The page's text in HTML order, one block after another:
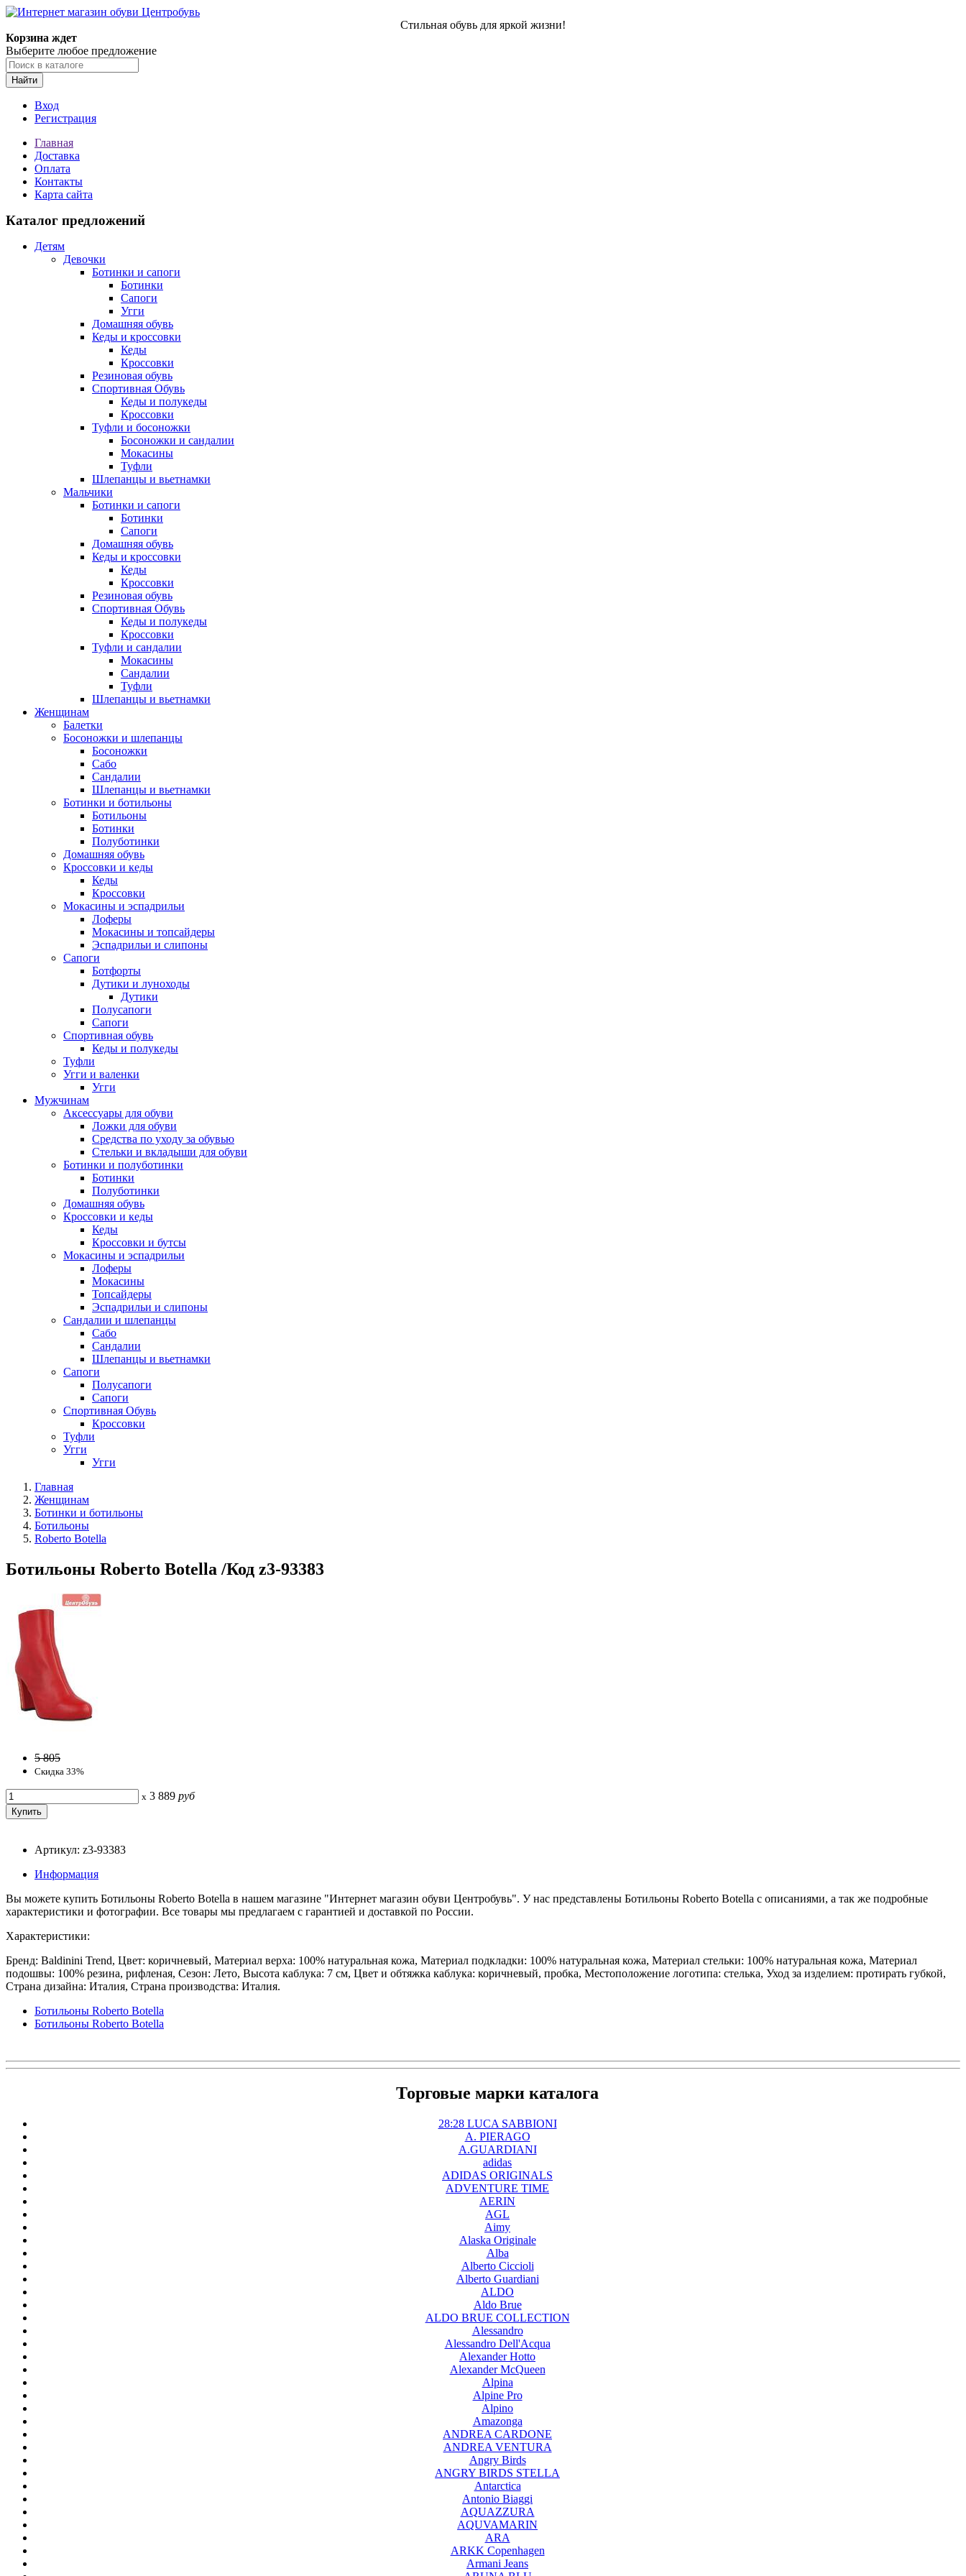
Стильная обувь для яркой жизни!
Корзина ждет
Выберите любое предложение
Найти
Вход
Регистрация
Главная
Доставка
Оплата
Контакты
Карта сайта
Каталог предложений
Детям
Девочки
Ботинки и сапоги
Ботинки
Сапоги
Угги
Домашняя обувь
Кеды и кроссовки
Кеды
Кроссовки
Резиновая обувь
Спортивная Обувь
Кеды и полукеды
Кроссовки
Туфли и босоножки
Босоножки и сандалии
Мокасины
Туфли
Шлепанцы и вьетнамки
Мальчики
Ботинки и сапоги
Ботинки
Сапоги
Домашняя обувь
Кеды и кроссовки
Кеды
Кроссовки
Резиновая обувь
Спортивная Обувь
Кеды и полукеды
Кроссовки
Туфли и сандалии
Мокасины
Сандалии
Туфли
Шлепанцы и вьетнамки
Женщинам
Балетки
Босоножки и шлепанцы
Босоножки
Сабо
Сандалии
Шлепанцы и вьетнамки
Ботинки и ботильоны
Ботильоны
Ботинки
Полуботинки
Домашняя обувь
Кроссовки и кеды
Кеды
Кроссовки
Мокасины и эспадрильи
Лоферы
Мокасины и топсайдеры
Эспадрильи и слипоны
Сапоги
Ботфорты
Дутики и луноходы
Дутики
Полусапоги
Сапоги
Спортивная обувь
Кеды и полукеды
Туфли
Угги и валенки
Угги
Мужчинам
Аксессуары для обуви
Ложки для обуви
Средства по уходу за обувью
Стельки и вкладыши для обуви
Ботинки и полуботинки
Ботинки
Полуботинки
Домашняя обувь
Кроссовки и кеды
Кеды
Кроссовки и бутсы
Мокасины и эспадрильи
Лоферы
Мокасины
Топсайдеры
Эспадрильи и слипоны
Сандалии и шлепанцы
Сабо
Сандалии
Шлепанцы и вьетнамки
Сапоги
Полусапоги
Сапоги
Спортивная Обувь
Кроссовки
Туфли
Угги
Угги
Главная
Женщинам
Ботинки и ботильоны
Ботильоны
Roberto Botella
Ботильоны Roberto Botella /Код z3-93383
5 805
Скидка 33%
x 3 889 руб
Артикул: z3-93383
Информация
Вы можете купить Ботильоны Roberto Botella в нашем магазине "Интернет магазин обуви Центробувь". У нас представлены Ботильоны Roberto Botella с описаниями, а так же подробные
характеристики и фотографии. Все товары мы предлагаем с гарантией и доставкой по России.
Характеристики:
Бренд: Baldinini Trend, Цвет: коричневый, Материал верха: 100% натуральная кожа, Материал подкладки: 100% натуральная кожа, Материал стельки: 100% натуральная кожа, Материал
подошвы: 100% резина, рифленая, Сезон: Лето, Высота каблука: 7 см, Цвет и обтяжка каблука: коричневый, пробка, Местоположение логотипа: стелька, Уход за изделием: протирать губкой,
Страна дизайна: Италия, Страна производства: Италия.
Ботильоны Roberto Botella
Ботильоны Roberto Botella
Торговые марки каталога
28:28 LUCA SABBIONI
A. PIERAGO
A.GUARDIANI
adidas
ADIDAS ORIGINALS
ADVENTURE TIME
AERIN
AGL
Aimy
Alaska Originale
Alba
Alberto Ciccioli
Alberto Guardiani
ALDO
Aldo Brue
ALDO BRUE COLLECTION
Alessandro
Alessandro Dell'Acqua
Alexander Hotto
Alexander McQueen
Alpina
Alpine Pro
Alpino
Amazonga
ANDREA CARDONE
ANDREA VENTURA
Angry Birds
ANGRY BIRDS STELLA
Antarctica
Antonio Biaggi
AQUAZZURA
AQUVAMARIN
ARA
ARKK Copenhagen
Armani Jeans